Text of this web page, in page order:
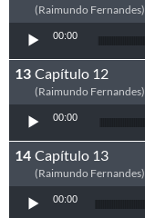
(Raimundo Fernandes)
Tocador de áudio
00:00
Capítulo 12
(Raimundo Fernandes)
Tocador de áudio
00:00
Capítulo 13
(Raimundo Fernandes)
Tocador de áudio
00:00